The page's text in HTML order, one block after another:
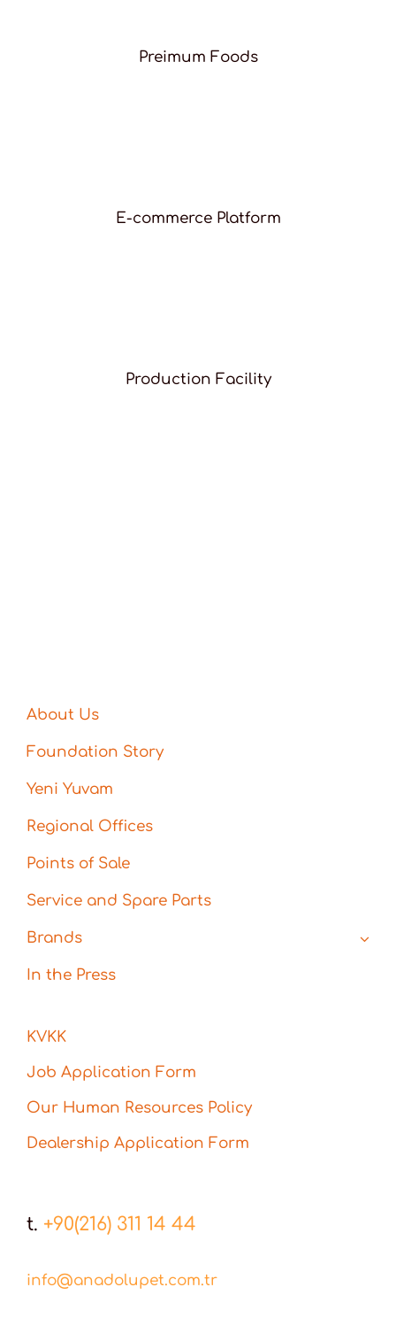
Preimum Foods
E-commerce Platform
Production Facility
About Us
Foundation Story
Yeni Yuvam
Regional Offices
Points of Sale
Service and Spare Parts
Brands
In the Press
KVKK
Job Application Form
Our Human Resources Policy
Dealership Application Form
t. +90(216) 311 14 44
info@anadolupet.com.tr